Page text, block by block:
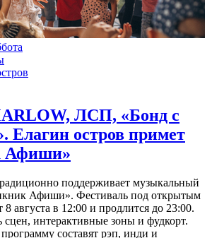
ЛСП, «Бонд с
Елагин остров примет
Афиши»
поддерживает музыкальный
Афиши». Фестиваль под открытым
8 августа в 12:00 и продлится до 23:00.
сцен, интерактивные зоны и фудкорт.
составят рэп, инди и